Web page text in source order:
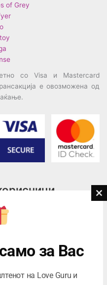
of Grey
со Visa и Mastercard
е овозможена од
076945498
10-18
за Вас
на Love Guru и